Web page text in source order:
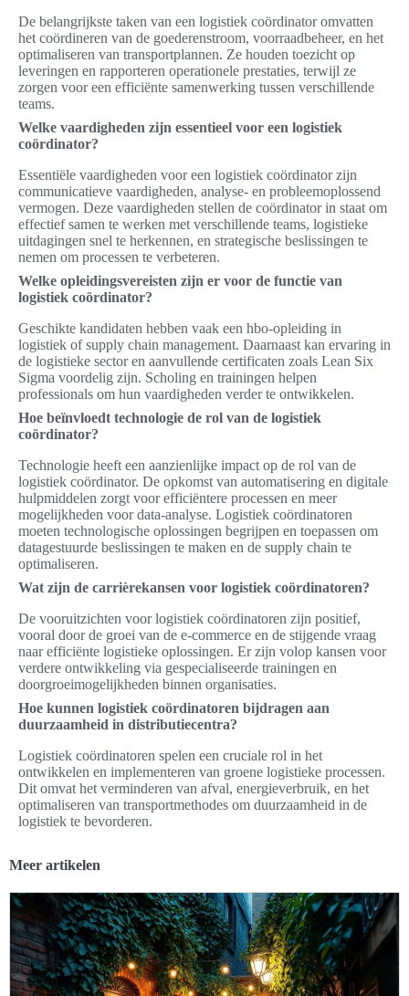
De belangrijkste taken van een logistiek coördinator omvatten
het coördineren van de goederenstroom, voorraadbeheer, en het
optimaliseren van transportplannen. Ze houden toezicht op
leveringen en rapporteren operationele prestaties, terwijl ze
zorgen voor een efficiënte samenwerking tussen verschillende
teams.
Welke vaardigheden zijn essentieel voor een logistiek
coördinator?
Essentiële vaardigheden voor een logistiek coördinator zijn
communicatieve vaardigheden, analyse- en probleemoplossend
vermogen. Deze vaardigheden stellen de coördinator in staat om
effectief samen te werken met verschillende teams, logistieke
uitdagingen snel te herkennen, en strategische beslissingen te
nemen om processen te verbeteren.
Welke opleidingsvereisten zijn er voor de functie van
logistiek coördinator?
Geschikte kandidaten hebben vaak een hbo-opleiding in
logistiek of supply chain management. Daarnaast kan ervaring in
de logistieke sector en aanvullende certificaten zoals Lean Six
Sigma voordelig zijn. Scholing en trainingen helpen
professionals om hun vaardigheden verder te ontwikkelen.
Hoe beïnvloedt technologie de rol van de logistiek
coördinator?
Technologie heeft een aanzienlijke impact op de rol van de
logistiek coördinator. De opkomst van automatisering en digitale
hulpmiddelen zorgt voor efficiëntere processen en meer
mogelijkheden voor data-analyse. Logistiek coördinatoren
moeten technologische oplossingen begrijpen en toepassen om
datagestuurde beslissingen te maken en de supply chain te
optimaliseren.
Wat zijn de carrièrekansen voor logistiek coördinatoren?
De vooruitzichten voor logistiek coördinatoren zijn positief,
vooral door de groei van de e-commerce en de stijgende vraag
naar efficiënte logistieke oplossingen. Er zijn volop kansen voor
verdere ontwikkeling via gespecialiseerde trainingen en
doorgroeimogelijkheden binnen organisaties.
Hoe kunnen logistiek coördinatoren bijdragen aan
duurzaamheid in distributiecentra?
Logistiek coördinatoren spelen een cruciale rol in het
ontwikkelen en implementeren van groene logistieke processen.
Dit omvat het verminderen van afval, energieverbruik, en het
optimaliseren van transportmethodes om duurzaamheid in de
logistiek te bevorderen.
Meer artikelen